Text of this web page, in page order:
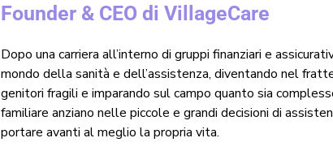
Founder & CEO di VillageCare
Dopo una carriera all’interno di gruppi finanziari e
mondo della sanità e dell’assistenza, diventando nel
genitori fragili e imparando sul campo quanto sia
familiare anziano nelle piccole e grandi decisioni di
portare avanti al meglio la propria vita.